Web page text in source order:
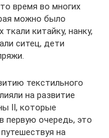
время во многих
можно было
китайку, нанку,
ситец, дети
текстильного
на развитие
II, которые
первую очередь, это
на